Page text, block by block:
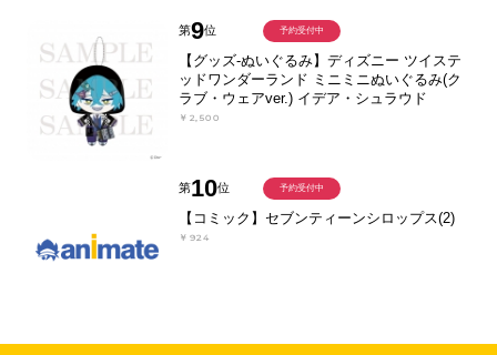
第9位
【グッズ-ぬいぐるみ】ディズニー ツイステ
ッドワンダーランド ミニミニぬいぐるみ(ク
ラブ・ウェアver.) イデア・シュラウド
￥2,500
予約受付中
第10位
【コミック】セブンティーンシロップス(2)
￥924
予約受付中